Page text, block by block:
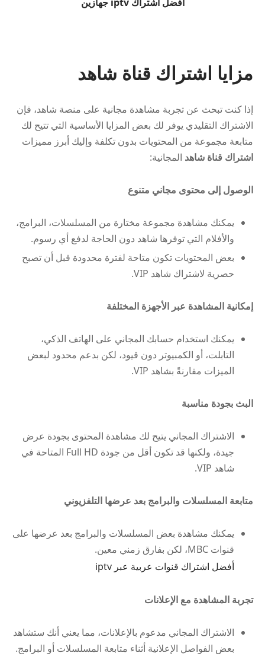
مزايا اشتراك قناة شاهد
إذا كنت تبحث عن تجربة مشاهدة مجانية على منصة شاهد، فإن
الاشتراك التقليدي يوفر لك بعض المزايا الأساسية التي تتيح لك
متابعة مجموعة من المحتويات بدون تكلفة وإليك أبرز مميزات
اشتراك قناة شاهد المجانية:
الوصول إلى محتوى مجاني متنوع
يمكنك مشاهدة مجموعة مختارة من المسلسلات، البرامج،
والأفلام التي توفرها شاهد دون الحاجة لدفع أي رسوم.
بعض المحتويات تكون متاحة لفترة محدودة قبل أن تصبح
حصرية لاشتراك شاهد VIP.
إمكانية المشاهدة عبر الأجهزة المختلفة
يمكنك استخدام حسابك المجاني على الهاتف الذكي،
التابلت، أو الكمبيوتر دون قيود، لكن بدعم محدود لبعض
الميزات مقارنةً بشاهد VIP.
البث بجودة مناسبة
الاشتراك المجاني يتيح لك مشاهدة المحتوى بجودة عرض
جيدة، ولكنها قد تكون أقل من جودة Full HD المتاحة في
شاهد VIP.
متابعة المسلسلات والبرامج بعد عرضها التلفزيوني
يمكنك مشاهدة بعض المسلسلات والبرامج بعد عرضها على
قنوات MBC، لكن بفارق زمني معين.
أفضل اشتراك قنوات عربية عبر iptv
تجربة المشاهدة مع الإعلانات
الاشتراك المجاني مدعوم بالإعلانات، مما يعني أنك ستشاهد
بعض الفواصل الإعلانية أثناء متابعة المسلسلات أو البرامج.